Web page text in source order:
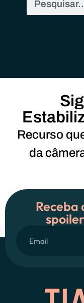
Recurso
da
Receba